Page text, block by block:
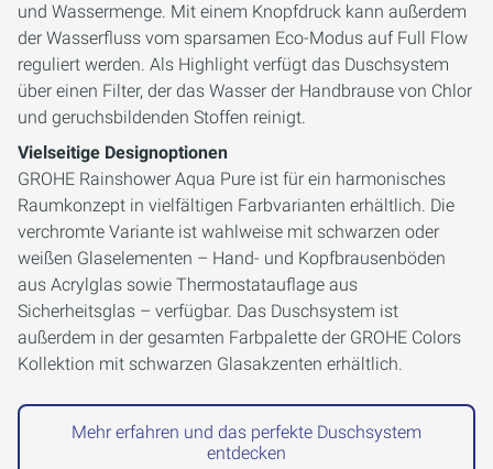
und Wassermenge. Mit einem Knopfdruck kann außerdem
der Wasserfluss vom sparsamen Eco-Modus auf Full Flow
reguliert werden. Als Highlight verfügt das Duschsystem
über einen Filter, der das Wasser der Handbrause von Chlor
und geruchsbildenden Stoffen reinigt.
Vielseitige Designoptionen
GROHE Rainshower Aqua Pure ist für ein harmonisches
Raumkonzept in vielfältigen Farbvarianten erhältlich. Die
verchromte Variante ist wahlweise mit schwarzen oder
weißen Glaselementen – Hand- und Kopfbrausenböden
aus Acrylglas sowie Thermostatauflage aus
Sicherheitsglas – verfügbar. Das Duschsystem ist
außerdem in der gesamten Farbpalette der GROHE Colors
Kollektion mit schwarzen Glasakzenten erhältlich.
Mehr erfahren und das perfekte Duschsystem
entdecken